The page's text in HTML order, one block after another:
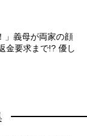
」義母が両家の顔
金要求まで!? 優し